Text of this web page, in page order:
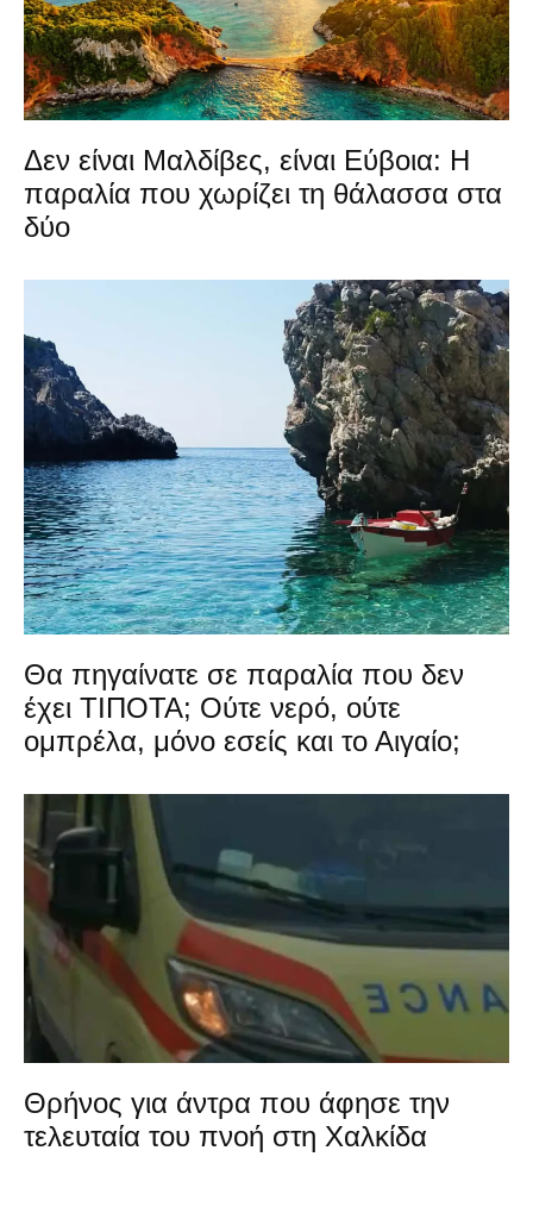
Δεν είναι Μαλδίβες, είναι Εύβοια: Η
παραλία που χωρίζει τη θάλασσα στα
δύο
Θα πηγαίνατε σε παραλία που δεν
έχει ΤΙΠΟΤΑ; Ούτε νερό, ούτε
ομπρέλα, μόνο εσείς και το Αιγαίο;
Θρήνος για άντρα που άφησε την
τελευταία του πνοή στη Χαλκίδα